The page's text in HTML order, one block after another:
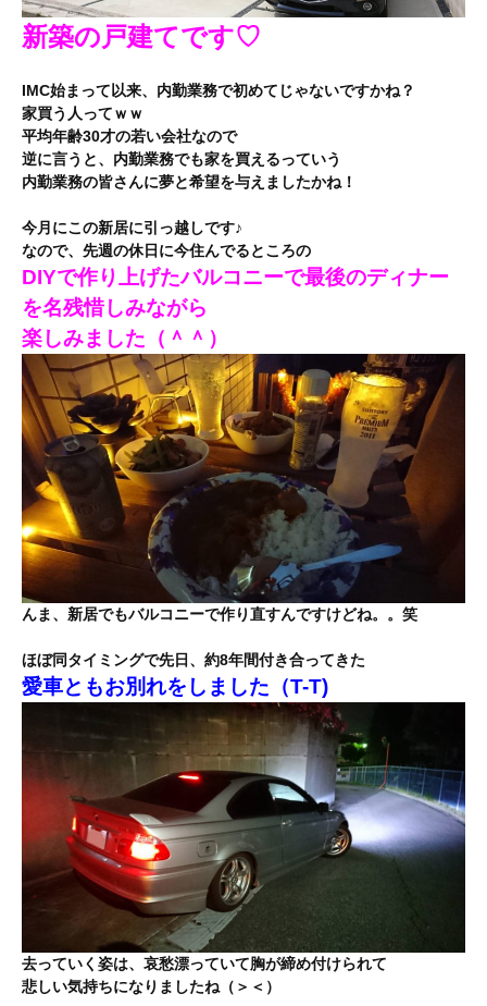
新築の戸建てです♡
IMC始まって以来、内勤業務で初めてじゃないですかね？
家買う人ってｗｗ
平均年齢30才の若い会社なので
逆に言うと、内勤業務でも家を買えるっていう
内勤業務の皆さんに夢と希望を与えましたかね！
今月にこの新居に引っ越しです♪
なので、先週の休日に今住んでるところの
DIYで作り上げたバルコニーで最後のディナー
を名残惜しみながら
楽しみました（＾＾）
んま、新居でもバルコニーで作り直すんですけどね。。笑
ほぼ同タイミングで先日、約8年間付き合ってきた
愛車ともお別れをしました（T-T)
去っていく姿は、哀愁漂っていて胸が締め付けられて
悲しい気持ちになりましたね（＞＜）